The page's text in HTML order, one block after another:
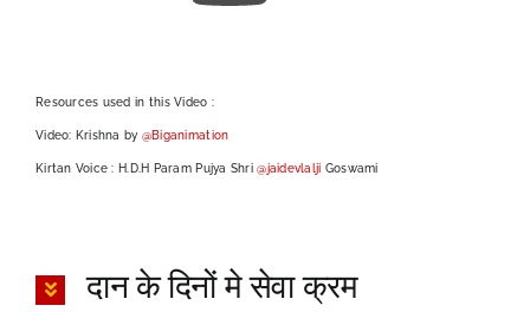
Resources used in this Video :
Video: Krishna by @Biganimation
Kirtan Voice : H.D.H Param Pujya Shri@jaidevlalji Goswami
दान के दिनों मे सेवा क्रम